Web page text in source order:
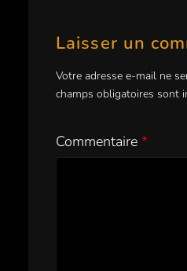
Laisser un
Votre adresse e-mail ne
champs obligatoires sont
Commentaire *